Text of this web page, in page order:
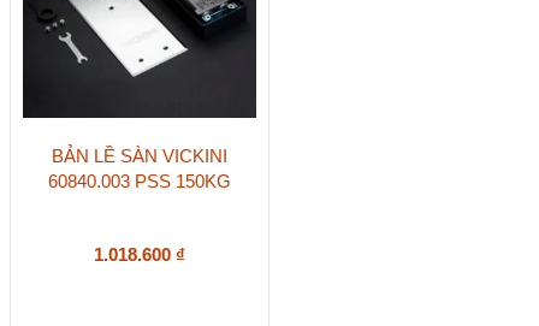
BẢN LỀ SÀN VICKINI
60840.003 PSS 150KG
1.018.600 ₫